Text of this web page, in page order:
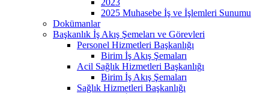
2025 Muhasebe İş ve İşlemleri Sunumu
Dokümanlar
Başkanlık İş Akış Şemeları ve Görevleri
Personel Hizmetleri Başkanlığı
Birim İş Akış Şemaları
Acil Sağlık Hizmetleri Başkanlığı
Birim İş Akış Şemaları
Sağlık Hizmetleri Başkanlığı